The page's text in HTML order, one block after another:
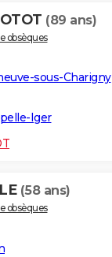
(89 ans)
obsèques
sous-Charigny
Iger
(58 ans)
obsèques